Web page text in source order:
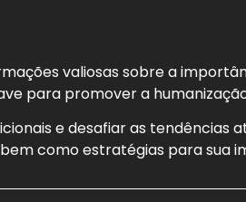
valiosas sobre a
para promover a
e desafiar as tendências
como estratégias para sua